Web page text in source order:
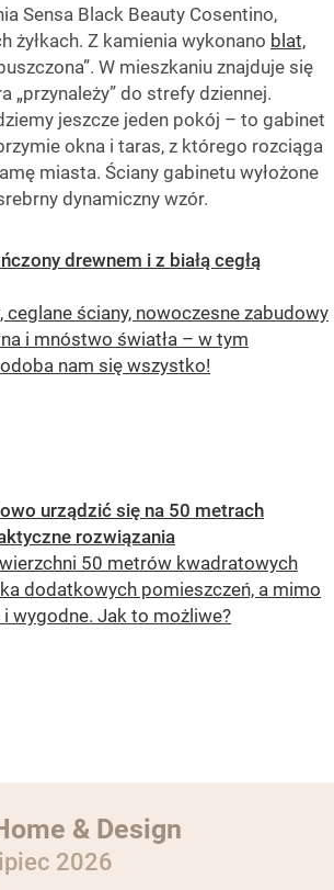
Sensa Black Beauty Cosentino,
żyłkach. Z kamienia wykonano blat,
W mieszkaniu znajduje się
„przynależy” do strefy dziennej.
jeszcze jeden pokój – to gabinet
okna i taras, z którego rozciąga
miasta. Ściany gabinetu wyłożone
dynamiczny wzór.
drewnem i z białą cegłą
ceglane ściany, nowoczesne zabudowy
i mnóstwo światła – w tym
nam się wszystko!
urządzić się na 50 metrach
rozwiązania
50 metrów kwadratowych
dodatkowych pomieszczeń, a mimo
wygodne. Jak to możliwe?
& Design
lipiec 2026